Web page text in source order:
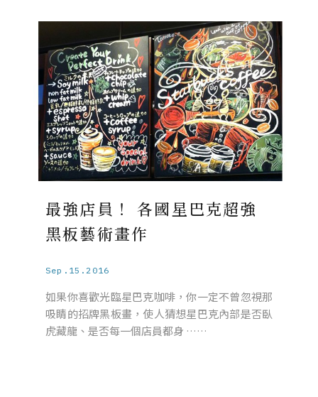
最強店員！ 各國星巴克超強
黑板藝術畫作
Sep.15.2016
如果你喜歡光臨星巴克咖啡，你一定不曾忽視那
吸睛的招牌黑板畫，使人猜想星巴克內部是否臥
虎藏龍、是否每一個店員都身 ……